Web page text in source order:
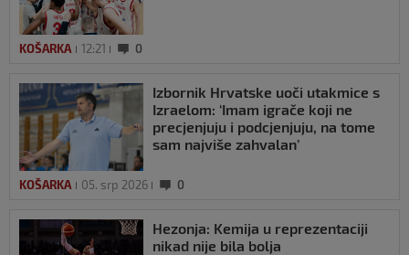
KOŠARKA 12:21 0
Izbornik Hrvatske uoči utakmice s
Izraelom: ‘Imam igrače koji ne
precjenjuju i podcjenjuju, na tome
sam najviše zahvalan’
KOŠARKA 05. srp 2026 0
Hezonja: Kemija u reprezentaciji
nikad nije bila bolja